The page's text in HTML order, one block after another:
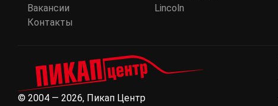
Вакансии
Контакты
Lincoln
© 2004 — 2026, Пикап Центр